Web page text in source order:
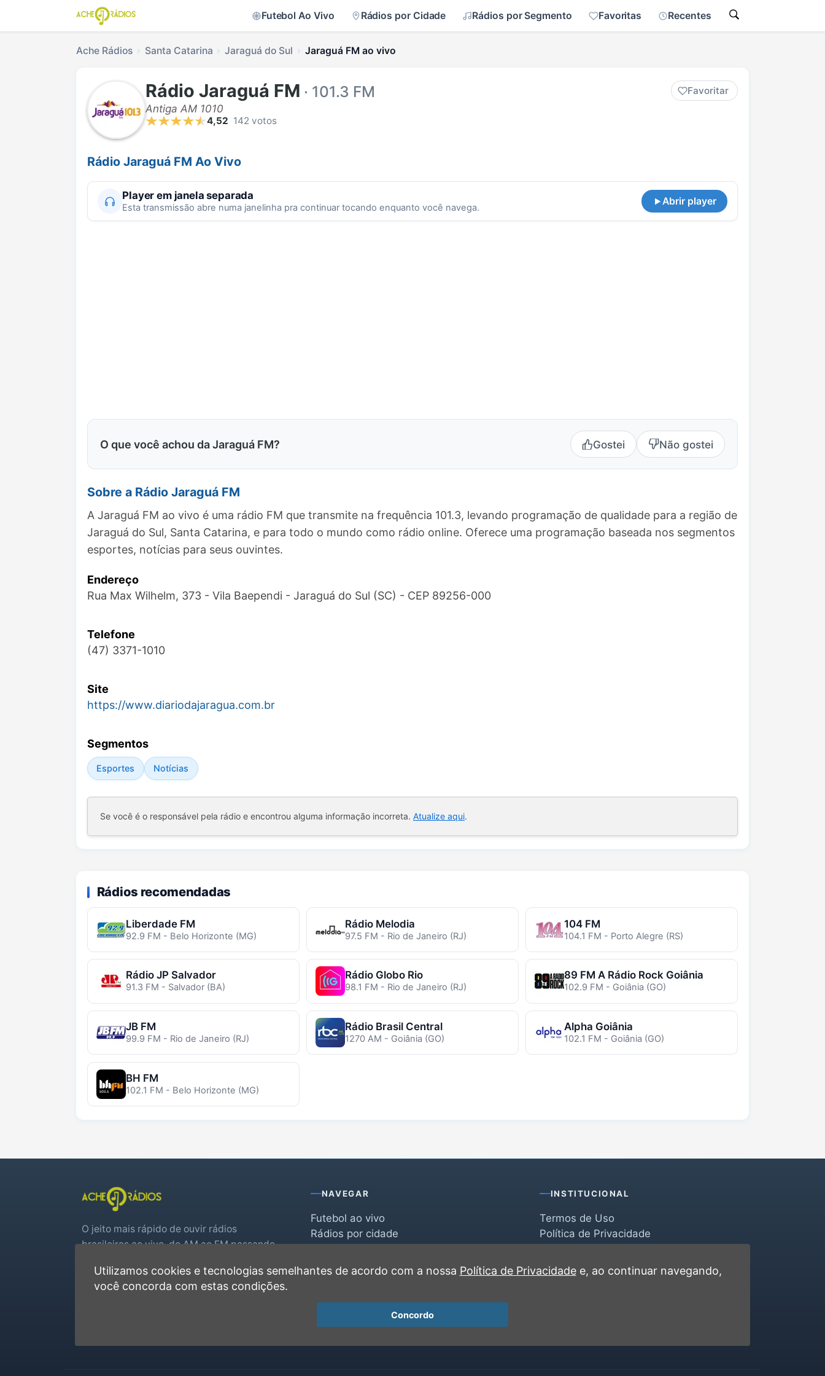
Futebol Ao Vivo Rádios por Cidade Rádios por Segmento Favoritas Recentes
Ache Rádios Santa Catarina Jaraguá do Sul Jaraguá FM ao vivo
Rádio Jaraguá FM · 101.3 FM
Antiga AM 1010
Favoritar
4,52 142 votos
Rádio Jaraguá FM Ao Vivo
Player em janela separada
Esta transmissão abre numa janelinha pra continuar tocando enquanto você navega.
Abrir player
O que você achou da Jaraguá FM? Gostei Não gostei
Sobre a Rádio Jaraguá FM
A Jaraguá FM ao vivo é uma rádio FM que transmite na frequência 101.3, levando programação de qualidade para a região de
Jaraguá do Sul, Santa Catarina, e para todo o mundo como rádio online. Oferece uma programação baseada nos segmentos
esportes, notícias para seus ouvintes.
Endereço
Rua Max Wilhelm, 373 - Vila Baependi - Jaraguá do Sul (SC) - CEP 89256-000
Telefone
(47) 3371-1010
Site
https://www.diariodajaragua.com.br
Segmentos
Esportes Notícias
Se você é o responsável pela rádio e encontrou alguma informação incorreta. Atualize aqui.
Rádios recomendadas
Liberdade FM
92.9 FM - Belo Horizonte (MG)
Rádio Melodia
97.5 FM - Rio de Janeiro (RJ)
104 FM
104.1 FM - Porto Alegre (RS)
Rádio JP Salvador
91.3 FM - Salvador (BA)
Rádio Globo Rio
98.1 FM - Rio de Janeiro (RJ)
89 FM A Rádio Rock Goiânia
102.9 FM - Goiânia (GO)
JB FM
99.9 FM - Rio de Janeiro (RJ)
Rádio Brasil Central
1270 AM - Goiânia (GO)
Alpha Goiânia
102.1 FM - Goiânia (GO)
BH FM
102.1 FM - Belo Horizonte (MG)
O jeito mais rápido de ouvir rádios
brasileiras ao vivo, do AM ao FM passando
real.
NAVEGAR
Futebol ao vivo
Rádios por cidade
Favoritas
INSTITUCIONAL
Termos de Uso
Política de Privacidade
Contato
Utilizamos cookies e tecnologias semelhantes de acordo com a nossa Política de Privacidadee, ao continuar navegando,
você concorda com estas condições.
Concordo